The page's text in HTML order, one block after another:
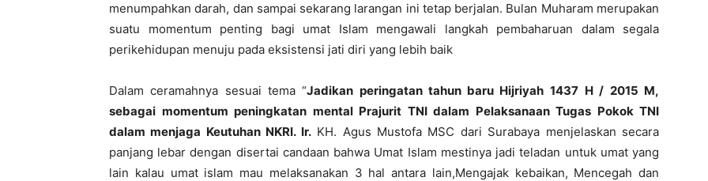
menumpahkan darah, dan sampai sekarang larangan ini tetap berjalan. Bulan Muharam merupakan
suatu momentum penting bagi umat Islam mengawali langkah pembaharuan dalam segala
perikehidupan menuju pada eksistensi jati diri yang lebih baik
Dalam ceramahnya sesuai tema “Jadikan peringatan tahun baru Hijriyah 1437 H / 2015 M,
sebagai momentum peningkatan mental Prajurit TNI dalam Pelaksanaan Tugas Pokok TNI
dalam menjaga Keutuhan NKRI. Ir.KH. Agus Mustofa MSC dari Surabaya menjelaskan secara
panjang lebar dengan disertai candaan bahwa Umat Islam mestinya jadi teladan untuk umat yang
lain kalau umat islam mau melaksanakan 3 hal antara lain,Mengajak kebaikan, Mencegah dan